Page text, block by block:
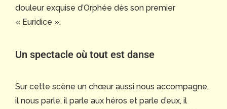
douleur exquise d’Orphée dès son premier
« Euridice ».
Un spectacle où tout est danse
Sur cette scène un chœur aussi nous accompagne,
il nous parle, il parle aux héros et parle d’eux, il